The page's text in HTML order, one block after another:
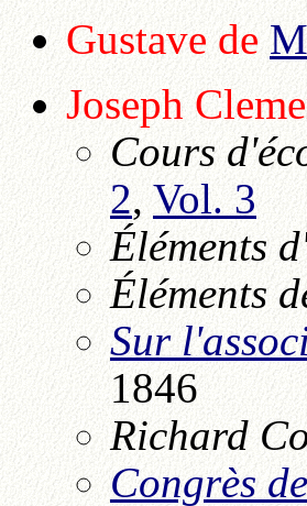
Gustave de
Joseph
Cours
2,Vol. 3
Éléments
Éléments
Sur
1846
Richard
Congrès